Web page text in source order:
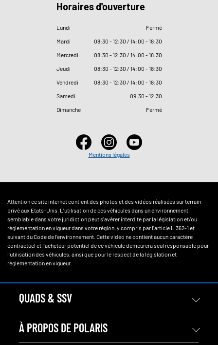
Horaires d'ouverture
Lundi
Fermé
Mardi
08:30 - 12:30 / 14:00 - 18:30
Mercredi
08:30 - 12:30 / 14:00 - 18:30
Jeudi
08:30 - 12:30 / 14:00 - 18:30
Vendredi
08:30 - 12:30 / 14:00 - 18:30
Samedi
09:30 - 12:30
Dimanche
Fermé
Mentions légales
Attention ce site internet contient des photos et des vidéos réalisées sur terrain
privé aux Etats-Unis. L'utilisation de ces véhicules dans un environnement
semblable dans votre juridiction peut s'avérer interdite par la législation et/ou
réglementation en vigueur dans votre région, y compris par l'article L.362-1 et
suivant du Code de l'environnement. Cette vidéo ne contient aucun caractère
contractuel et l'acheteur potentiel de ce véhicule demeurera seul responsable pour
l'utilisation des véhicules, ainsi que pour le respect de la législation et
réglementation en vigueur.
QUADS & SSV
À PROPOS DE POLARIS